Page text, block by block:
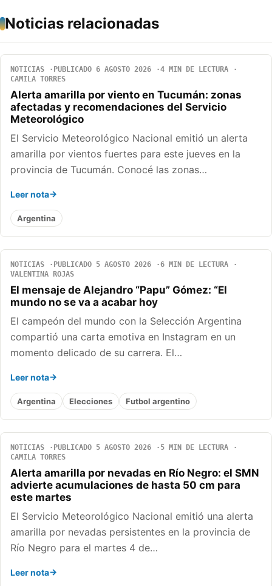
Noticias relacionadas
NOTICIAS PUBLICADO 6 AGOSTO 2026
4 MIN DE LECTURA
CAMILA TORRES
Alerta amarilla por viento en Tucumán: zonas
afectadas y recomendaciones del Servicio
Meteorológico
El Servicio Meteorológico Nacional emitió un alerta
amarilla por vientos fuertes para este jueves en la
provincia de Tucumán. Conocé las zonas…
Leer nota
Argentina
NOTICIAS PUBLICADO 5 AGOSTO 2026
6 MIN DE LECTURA
VALENTINA ROJAS
El mensaje de Alejandro “Papu” Gómez: “El
mundo no se va a acabar hoy
El campeón del mundo con la Selección Argentina
compartió una carta emotiva en Instagram en un
momento delicado de su carrera. El…
Leer nota
Argentina Elecciones Futbol argentino
NOTICIAS PUBLICADO 5 AGOSTO 2026
5 MIN DE LECTURA
CAMILA TORRES
Alerta amarilla por nevadas en Río Negro: el SMN
advierte acumulaciones de hasta 50 cm para
este martes
El Servicio Meteorológico Nacional emitió una alerta
amarilla por nevadas persistentes en la provincia de
Río Negro para el martes 4 de…
Leer nota